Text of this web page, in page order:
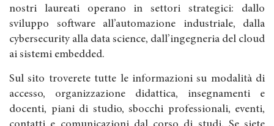
nostri laureati operano in settori strategici: dallo
sviluppo software all’automazione industriale, dalla
cybersecurity alla data science, dall’ingegneria del cloud
ai sistemi embedded.
Sul sito troverete tutte le informazioni su modalità di
accesso, organizzazione didattica, insegnamenti e
docenti, piani di studio, sbocchi professionali, eventi,